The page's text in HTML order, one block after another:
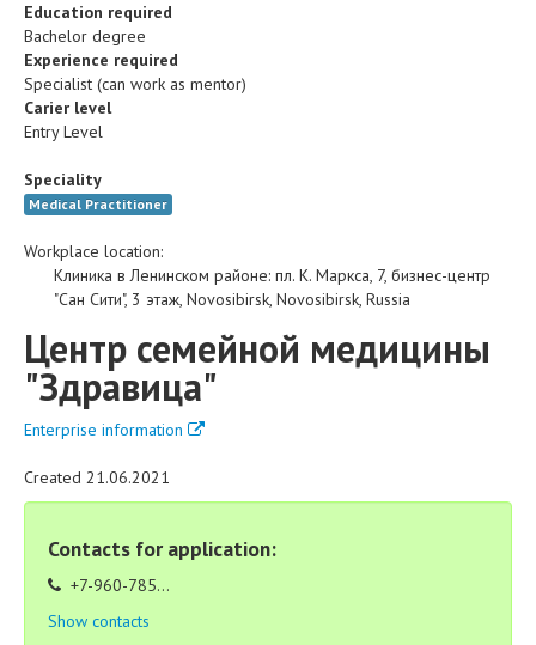
Education required
Bachelor degree
Experience required
Specialist (can work as mentor)
Carier level
Entry Level
Speciality
Medical Practitioner
Workplace location:
Клиника в Ленинском районе: пл. К. Маркса, 7, бизнес-центр
"Сан Сити", 3 этаж, Novosibirsk, Novosibirsk, Russia
Центр семейной медицины
"Здравица"
Enterprise information
Created 21.06.2021
Contacts for application:
+7-960-785...
Show contacts